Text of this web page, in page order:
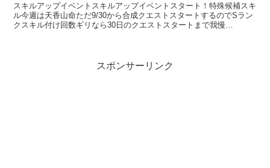
スキルアップイベントスキルアップイベントスタート！特殊候補スキ
ル今週は天香山命ただ9/30から合成クエストスタートするのでSラン
クスキル付け回数ギリなら30日のクエストスタートまで我慢
スポンサーリンク